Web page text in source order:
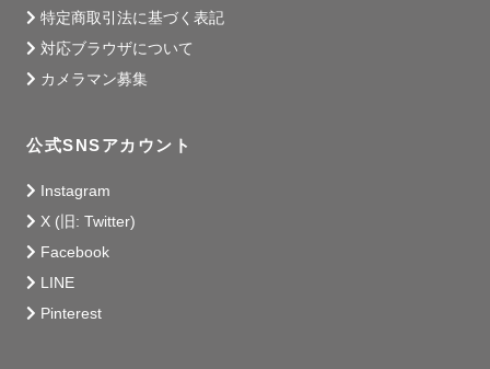
小さい頃から動物好き🐾
わんちゃんねこちゃんだけでなく、リスやハムスター、小
鳥や熱帯魚などなど...
---------- 写真への想い ----------
わたしは写真を見返す時間が好きです。
大切な人達と過ごした楽しい時間、きれいな景色、おいし
特定商取引法に基づく表記
対応ブラウザについて
カメラマン募集
公式SNSアカウント
Instagram
X (旧: Twitter)
Facebook
LINE
Pinterest